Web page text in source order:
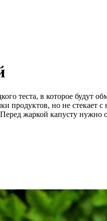
теста, в которое будут
продуктов, но не стекает
жаркой капусту